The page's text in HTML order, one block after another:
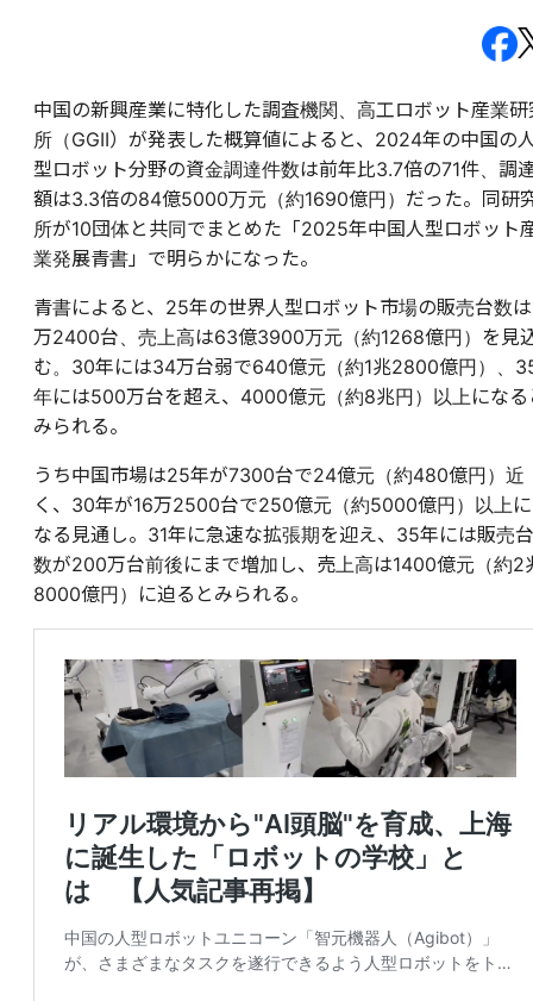
中国の新興産業に特化した調査機関、高工ロボット産業研
所（GGII）が発表した概算値によると、2024年の中国の
型ロボット分野の資金調達件数は前年比3.7倍の71件、調
額は3.3倍の84億5000万元（約1690億円）だった。同研
所が10団体と共同でまとめた「2025年中国人型ロボット
業発展青書」で明らかになった。
青書によると、25年の世界人型ロボット市場の販売台数
万2400台、売上高は63億3900万元（約1268億円）を見
む。30年には34万台弱で640億元（約1兆2800億円）、
年には500万台を超え、4000億元（約8兆円）以上になる
みられる。
うち中国市場は25年が7300台で24億元（約480億円）近
く、30年が16万2500台で250億元（約5000億円）以上に
なる見通し。31年に急速な拡張期を迎え、35年には販売台
数が200万台前後にまで増加し、売上高は1400億元（約2
8000億円）に迫るとみられる。